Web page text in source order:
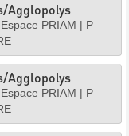
Agglopolys
PRIAM | P
Agglopolys
PRIAM | P